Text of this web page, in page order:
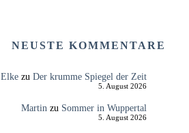
NEUSTE KOMMENTARE
Elkezu Der krumme Spiegel der Zeit
5. August 2026
Martinzu Sommer in Wuppertal
5. August 2026